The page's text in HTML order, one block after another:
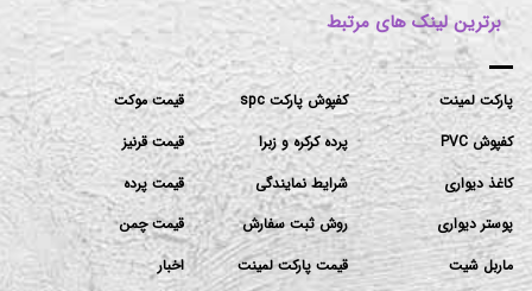
برترین لینک های مرتبط
پارکت لمینت
کفپوش PVC
کاغذ دیواری
پوستر دیواری
ماربل شیت
کفپوش پارکت spc
پرده کرکره و زبرا
شرایط نمایندگی
روش ثبت سفارش
قیمت پارکت لمینت
قیمت موکت
قیمت قرنیز
قیمت پرده
قیمت چمن
اخبار